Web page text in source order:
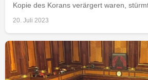
Kopie des Korans verärgert waren,
20. Juli 2023